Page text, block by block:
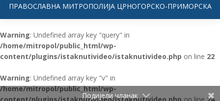
ПРАВОСЛАВНА МИТРОПОЛИЈА ЦРНОГОРСКО-ПРИМОРСКА
Warning: Undefined array key "query" in
/home/mitropol/public_html/wp-
content/plugins/istaknutivideo/istaknutivideo.php on line 22
Warning: Undefined array key "v" in
/home/mitropol/public_html/wp-
content/plugins/istaknutivideo/istaknutivideo.php on line 24
Подијели чланак